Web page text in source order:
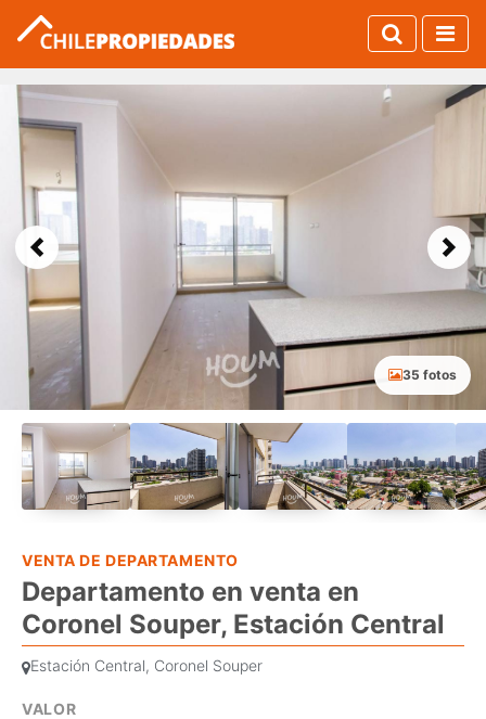
Previous Next
35 fotos
VENTA DE DEPARTAMENTO
Departamento en venta en
Coronel Souper, Estación Central
Estación Central, Coronel Souper
VALOR